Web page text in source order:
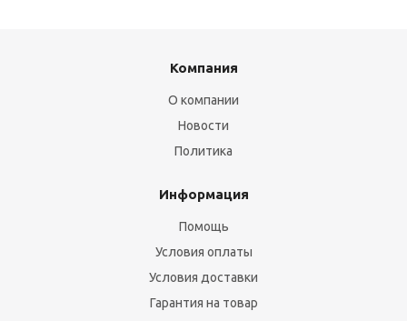
Компания
О компании
Новости
Политика
Информация
Помощь
Условия оплаты
Условия доставки
Гарантия на товар